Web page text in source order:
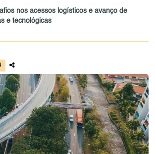
nos acessos logísticos e avanço de
e tecnológicas